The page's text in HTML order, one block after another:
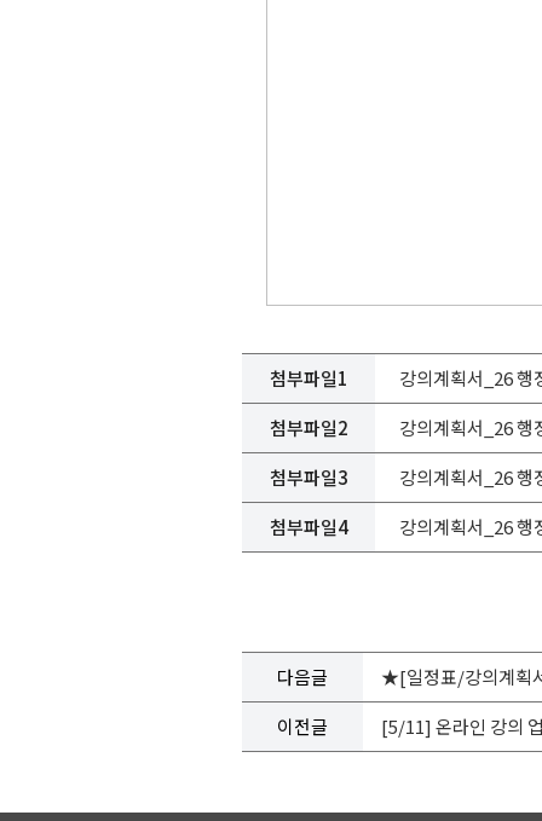
첨부파일1
강의계획서_26
첨부파일2
강의계획서_26
첨부파일3
강의계획서_26
첨부파일4
강의계획서_26
다음글
★[일정표/강의계획
이전글
[5/11] 온라인 강의